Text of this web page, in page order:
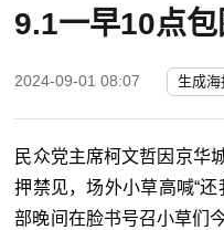
9.1一早10点包
2024-09-01 08:07 生成海
民众党主席柯文哲因京华
押禁见，场外小草高喊“
部晚间在脸书号召小草们